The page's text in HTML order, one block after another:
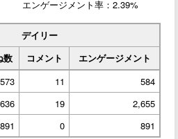
エンゲージメント率：2.39%
デイリー
数 コメント
エンゲージメント
573 11
584
19
2,655
891 0 891